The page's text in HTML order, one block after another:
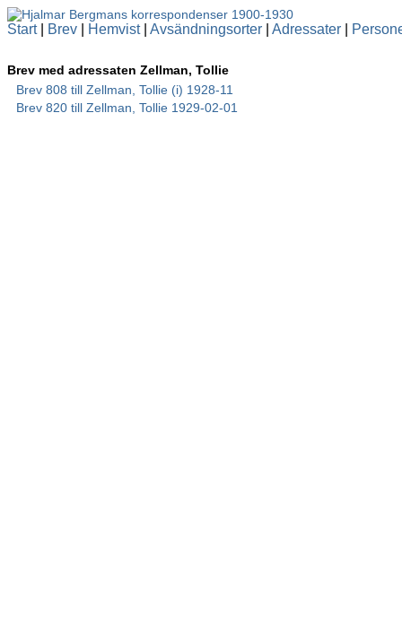
Start| Brev Hemvist| Avsändningsorter Adressater
Brev med adressaten Zellman, Tollie
Brev 808 till Zellman, Tollie (i) 1928-11
Brev 820 till Zellman, Tollie 1929-02-01